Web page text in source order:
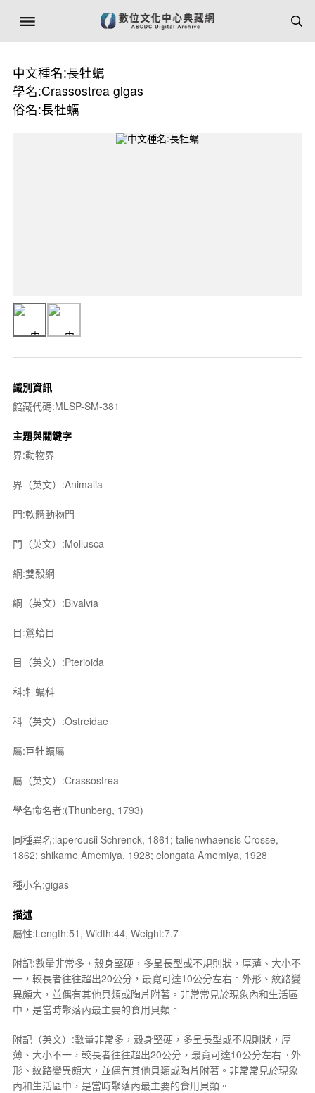
中文種名:長牡蠣
學名:Crassostrea gigas
俗名:長牡蠣
識別資訊
館藏代碼:MLSP-SM-381
主題與關鍵字
界:動物界
界（英文）:Animalia
門:軟體動物門
門（英文）:Mollusca
綱:雙殼綱
綱（英文）:Bivalvia
目:鶯蛤目
目（英文）:Pterioida
科:牡蠣科
科（英文）:Ostreidae
屬:巨牡蠣屬
屬（英文）:Crassostrea
學名命名者:(Thunberg, 1793)
同種異名:laperousii Schrenck, 1861; talienwhaensis Crosse,
1862; shikame Amemiya, 1928; elongata Amemiya, 1928
種小名:gigas
描述
屬性:Length:51, Width:44, Weight:7.7
附記:數量非常多，殼身堅硬，多呈長型或不規則狀，厚薄、大小不
一，較長者往往超出20公分，最寬可達10公分左右。外形、紋路變
異頗大，並偶有其他貝類或陶片附著。非常常見於現象內和生活區
中，是當時聚落內最主要的食用貝類。
附記（英文）:數量非常多，殼身堅硬，多呈長型或不規則狀，厚
薄、大小不一，較長者往往超出20公分，最寬可達10公分左右。外
形、紋路變異頗大，並偶有其他貝類或陶片附著。非常常見於現象
內和生活區中，是當時聚落內最主要的食用貝類。